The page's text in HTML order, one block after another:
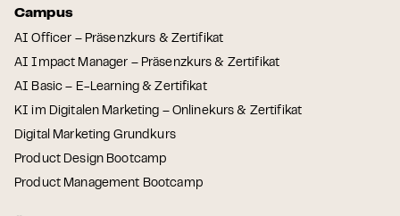
Campus
AI Officer – Präsenzkurs & Zertifikat
AI Impact Manager – Präsenzkurs & Zertifikat
AI Basic – E-Learning & Zertifikat
KI im Digitalen Marketing – Onlinekurs & Zertifikat
Digital Marketing Grundkurs
Product Design Bootcamp
Product Management Bootcamp